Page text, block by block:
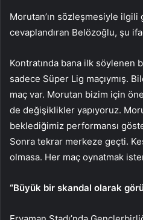
Morutan’ın sözleşmesiyle ilgili
cevaplandıran Belözoğlu, şu
Kontratında bana ilk söylenen
sadece Süper Lig maçıymış.
maç var. Morutan bizim için
de değişiklikler yapıyoruz.
beklediğimiz performansı
Sonra tekrar merkeze geçti.
olmasa. Her maç oynatmak
“Büyük bir skandal olarak